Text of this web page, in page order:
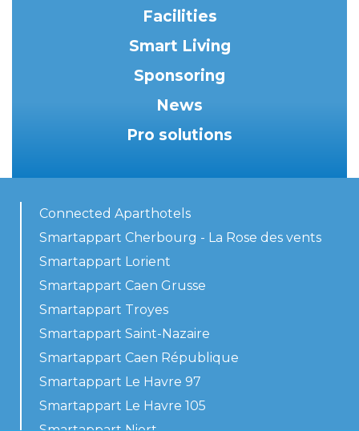
Facilities
Smart Living
Sponsoring
News
Pro solutions
Connected Aparthotels
Smartappart Cherbourg - La Rose des vents
Smartappart Lorient
Smartappart Caen Grusse
Smartappart Troyes
Smartappart Saint-Nazaire
Smartappart Caen République
Smartappart Le Havre 97
Smartappart Le Havre 105